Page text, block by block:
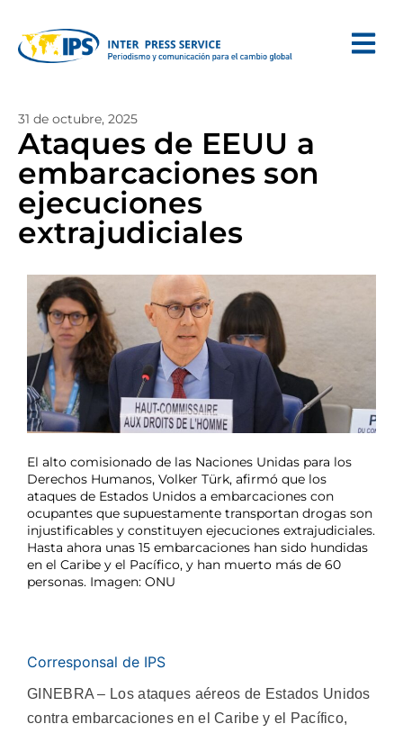
31 de octubre, 2025
Ataques de EEUU a
embarcaciones son
ejecuciones
extrajudiciales
El alto comisionado de las Naciones Unidas para los
Derechos Humanos, Volker Türk, afirmó que los
ataques de Estados Unidos a embarcaciones con
ocupantes que supuestamente transportan drogas son
injustificables y constituyen ejecuciones extrajudiciales.
Hasta ahora unas 15 embarcaciones han sido hundidas
en el Caribe y el Pacífico, y han muerto más de 60
personas. Imagen: ONU
Corresponsal de IPS
GINEBRA – Los ataques aéreos de Estados Unidos
contra embarcaciones en el Caribe y el Pacífico,